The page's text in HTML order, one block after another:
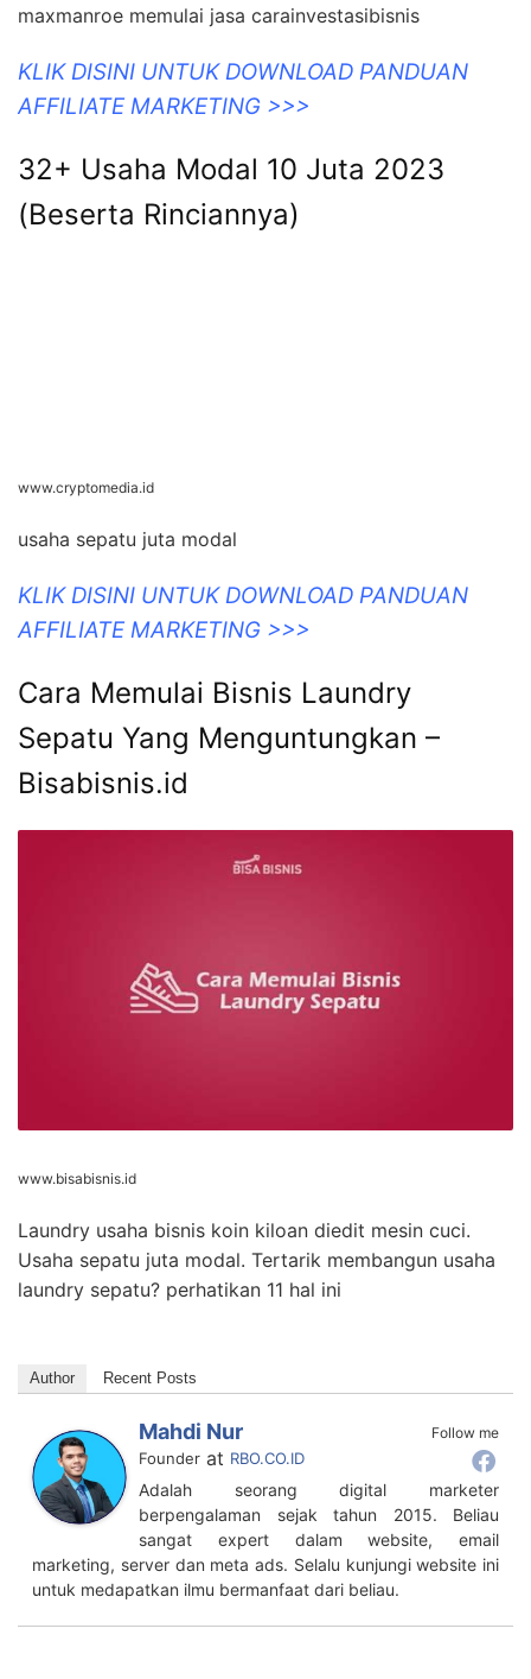
maxmanroe memulai jasa carainvestasibisnis
KLIK DISINI UNTUK DOWNLOAD PANDUAN
AFFILIATE MARKETING >>>
32+ Usaha Modal 10 Juta 2023
(Beserta Rinciannya)
www.cryptomedia.id
usaha sepatu juta modal
KLIK DISINI UNTUK DOWNLOAD PANDUAN
AFFILIATE MARKETING >>>
Cara Memulai Bisnis Laundry
Sepatu Yang Menguntungkan –
Bisabisnis.id
www.bisabisnis.id
Laundry usaha bisnis koin kiloan diedit mesin cuci.
Usaha sepatu juta modal. Tertarik membangun usaha
laundry sepatu? perhatikan 11 hal ini
Author Recent Posts
Follow me
Mahdi Nur
Founder at RBO.CO.ID
Adalah seorang digital marketer
berpengalaman sejak tahun 2015. Beliau
sangat expert dalam website, email
marketing, server dan meta ads. Selalu kunjungi website ini
untuk medapatkan ilmu bermanfaat dari beliau.